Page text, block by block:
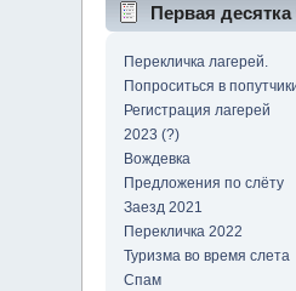
Первая
Перекличка лагерей.
Попроситься в
Регистрация лагерей
2023 (?)
Вождевка
Предложения по слёту
Заезд 2021
Перекличка 2022
Туризма во время слета
Спам